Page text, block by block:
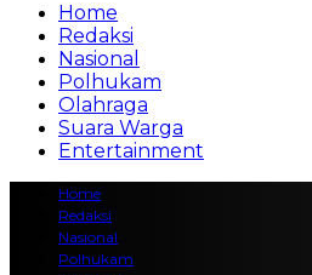
Home
Redaksi
Nasional
Polhukam
Olahraga
Suara Warga
Entertainment
Home
Redaksi
Nasional
Polhukam